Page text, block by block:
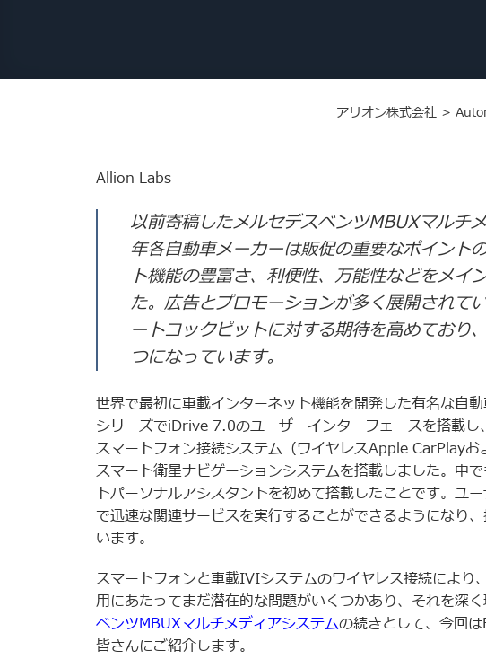
アリオン株式会社>
Allion Labs
以前寄稿したメルセデスベンツMBUXマルチ
年各自動車メーカーは販促の重要なポイント
ト機能の豊富さ、利便性、万能性などをメイ
た。広告とプロモーションが多く展開されて
ートコックピットに対する期待を高めており
つになっています。
世界で最初に車載インターネット機能を開発した有名な自
シリーズでiDrive 7.0のユーザーインターフェースを搭載
スマートフォン接続システム（ワイヤレスApple CarPlay
スマート衛星ナビゲーションシステムを搭載しました。中
トパーソナルアシスタントを初めて搭載したことです。ユ
で迅速な関連サービスを実行することができるようになり
います。
スマートフォンと車載IVIシステムのワイヤレス接続により
用にあたってまだ潜在的な問題がいくつかあり、それを深
ベンツMBUXマルチメディアシステムの続きとして、今回
皆さんにご紹介します。